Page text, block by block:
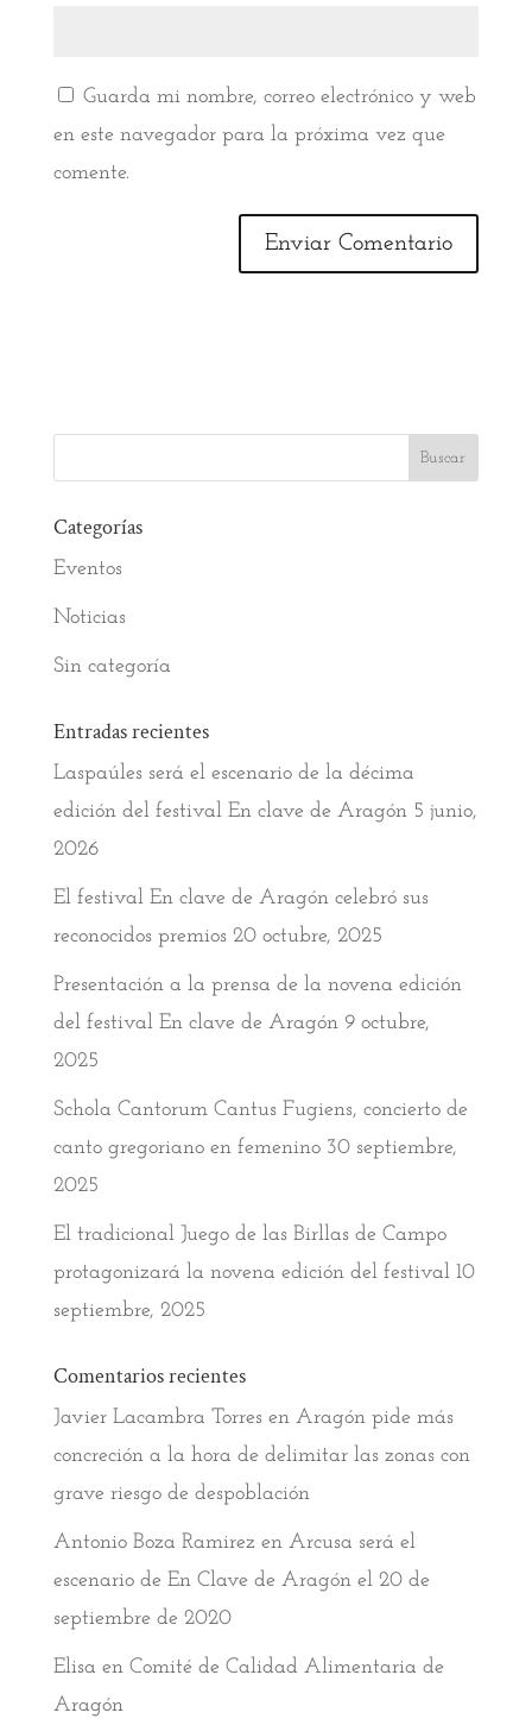
Guarda mi nombre, correo electrónico y web
en este navegador para la próxima vez que
comente.
Categorías
Eventos
Noticias
Sin categoría
Entradas recientes
Laspaúles será el escenario de la décima
edición del festival En clave de Aragón 5 junio,
2026
El festival En clave de Aragón celebró sus
reconocidos premios 20 octubre, 2025
Presentación a la prensa de la novena edición
del festival En clave de Aragón 9 octubre,
2025
Schola Cantorum Cantus Fugiens, concierto de
canto gregoriano en femenino 30 septiembre,
2025
El tradicional Juego de las Birllas de Campo
protagonizará la novena edición del festival 10
septiembre, 2025
Comentarios recientes
Javier Lacambra Torresen Aragón pide más
concreción a la hora de delimitar las zonas con
grave riesgo de despoblación
Antonio Boza Ramirez en Arcusa será el
escenario de En Clave de Aragón el 20 de
septiembre de 2020
Elisa en Comité de Calidad Alimentaria de
Aragón